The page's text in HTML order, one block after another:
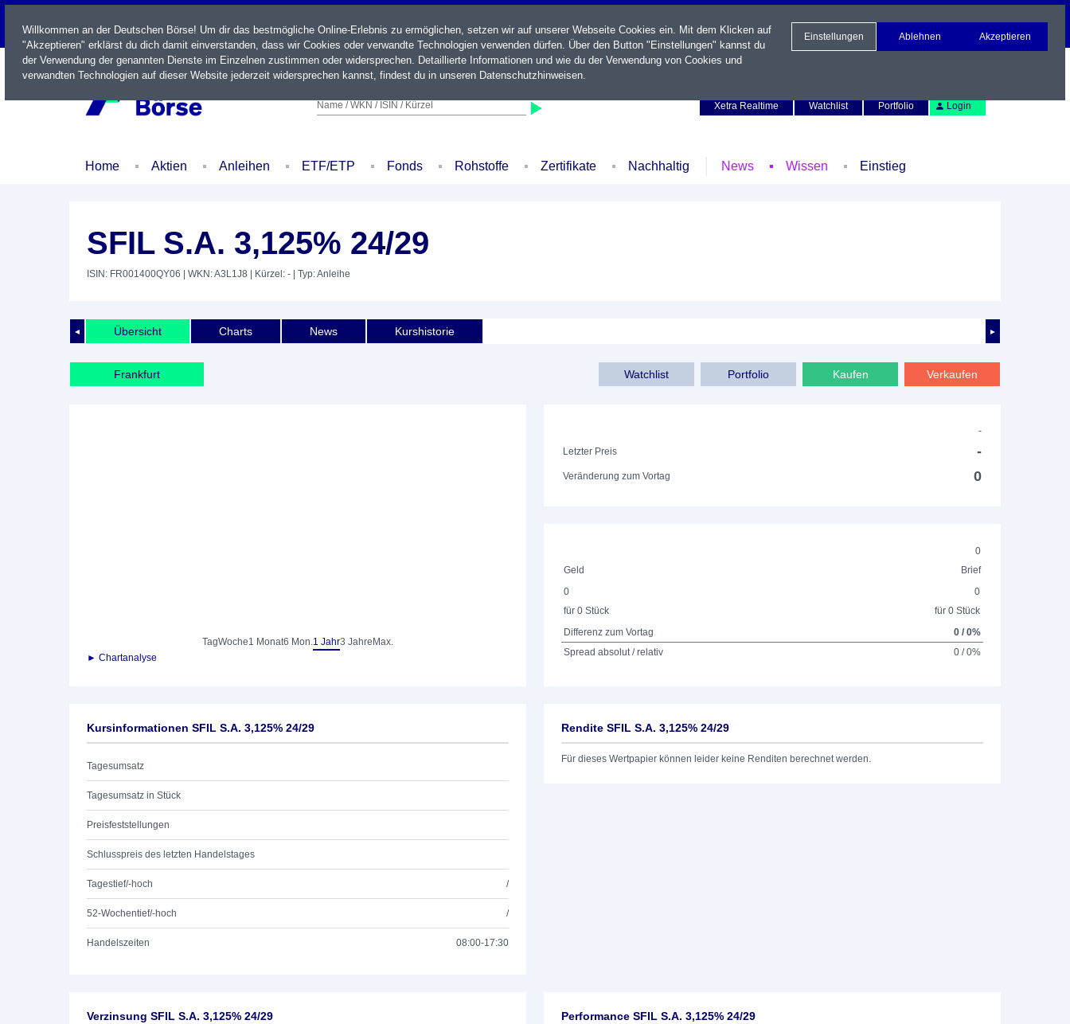
LIVE
Name / WKN / ISIN / Kürzel
Xetra Realtime
Watchlist Portfolio Login
Home Aktien Anleihen ETF/ETP Fonds Rohstoffe Zertifikate Nachhaltig News Wissen Einstieg
SFIL S.A. 3,125% 24/29
ISIN: FR001400QY06 | WKN: A3L1J8 | Kürzel: - | Typ: Anleihe
◄ ►
Übersicht Charts News Kurshistorie
Frankfurt Verkaufen
Kaufen
Portfolio
Watchlist
TagWoche1 Monat6 Mon.1 Jahr3 Jahre Max.
► Chartanalyse
-
Letzter Preis
-
Veränderung zum Vortag 0
0
Geld
Brief
0
für 0 Stück
0
für 0 Stück
Differenz zum Vortag
0 / 0%
Spread absolut / relativ
0 / 0%
Kursinformationen SFIL S.A. 3,125% 24/29
Tagesumsatz
Tagesumsatz in Stück
Preisfeststellungen
Schlusspreis des letzten Handelstages
Tagestief/-hoch /
52-Wochentief/-hoch /
Handelszeiten 08:00-17:30
Rendite SFIL S.A. 3,125% 24/29
Für dieses Wertpapier können leider keine Renditen berechnet werden.
Verzinsung SFIL S.A. 3,125% 24/29 Performance SFIL S.A. 3,125% 24/29
Willkommen an der Deutschen Börse! Um dir das bestmögliche Online-Erlebnis zu ermöglichen, setzen wir auf unserer Webseite Cookies ein. Mit dem Klicken auf
"Akzeptieren" erklärst du dich damit einverstanden, dass wir Cookies oder verwandte Technologien verwenden dürfen. Über den Button "Einstellungen" kannst du
der Verwendung der genannten Dienste im Einzelnen zustimmen oder widersprechen. Detaillierte Informationen und wie du der Verwendung von Cookies und
verwandten Technologien auf dieser Website jederzeit widersprechen kannst, findest du in unseren Datenschutzhinweisen.
Einstellungen Ablehnen Akzeptieren